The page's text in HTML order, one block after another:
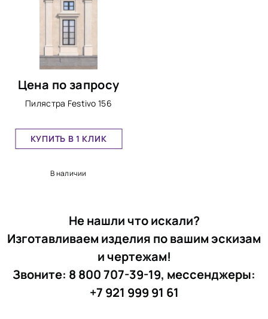
Цена по запросу
Пилястра Festivo 156
КУПИТЬ В 1 КЛИК
В наличии
Не нашли что искали?
Изготавливаем изделия по вашим эскизам
и чертежам!
Звоните: 8 800 707-39-19, мессенджеры:
+7 921 999 91 61